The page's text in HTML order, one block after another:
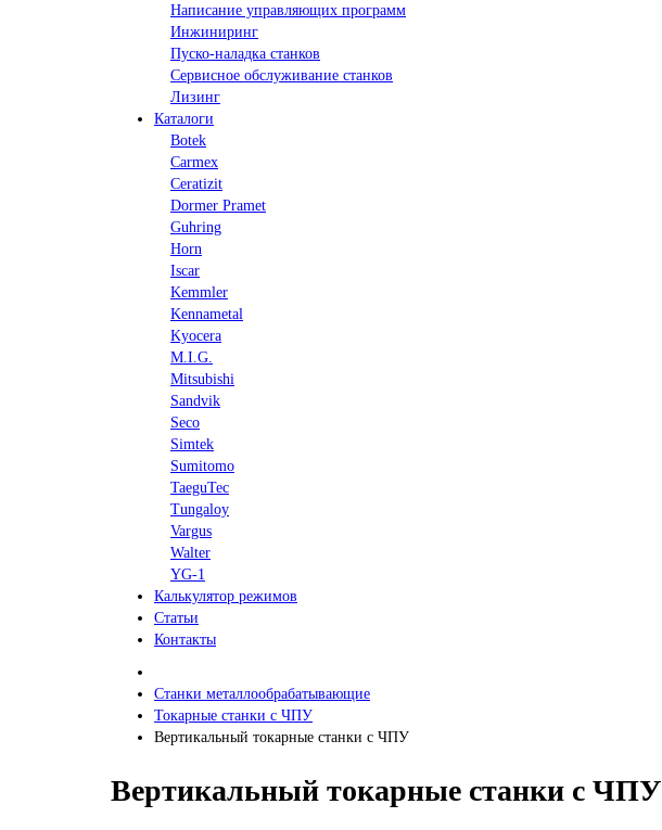
Написание управляющих программ
Инжиниринг
Пуско-наладка станков
Сервисное обслуживание станков
Лизинг
Каталоги
Botek
Carmex
Ceratizit
Dormer Pramet
Guhring
Horn
Iscar
Kemmler
Kennametal
Kyocera
M.I.G.
Mitsubishi
Sandvik
Seco
Simtek
Sumitomo
TaeguTec
Tungaloy
Vargus
Walter
YG-1
Калькулятор режимов
Статьи
Контакты
Станки металлообрабатывающие
Токарные станки с ЧПУ
Вертикальный токарные станки с ЧПУ
Вертикальный токарные станки с ЧПУ